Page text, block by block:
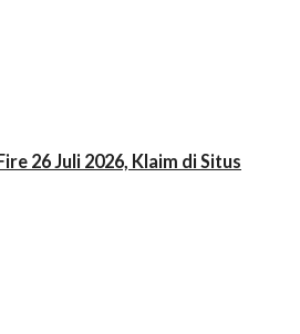
26 Juli 2026, Klaim di Situs